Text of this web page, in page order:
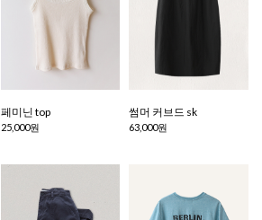
페미닌 top
25,000원
썸머 커브드 sk
63,000원